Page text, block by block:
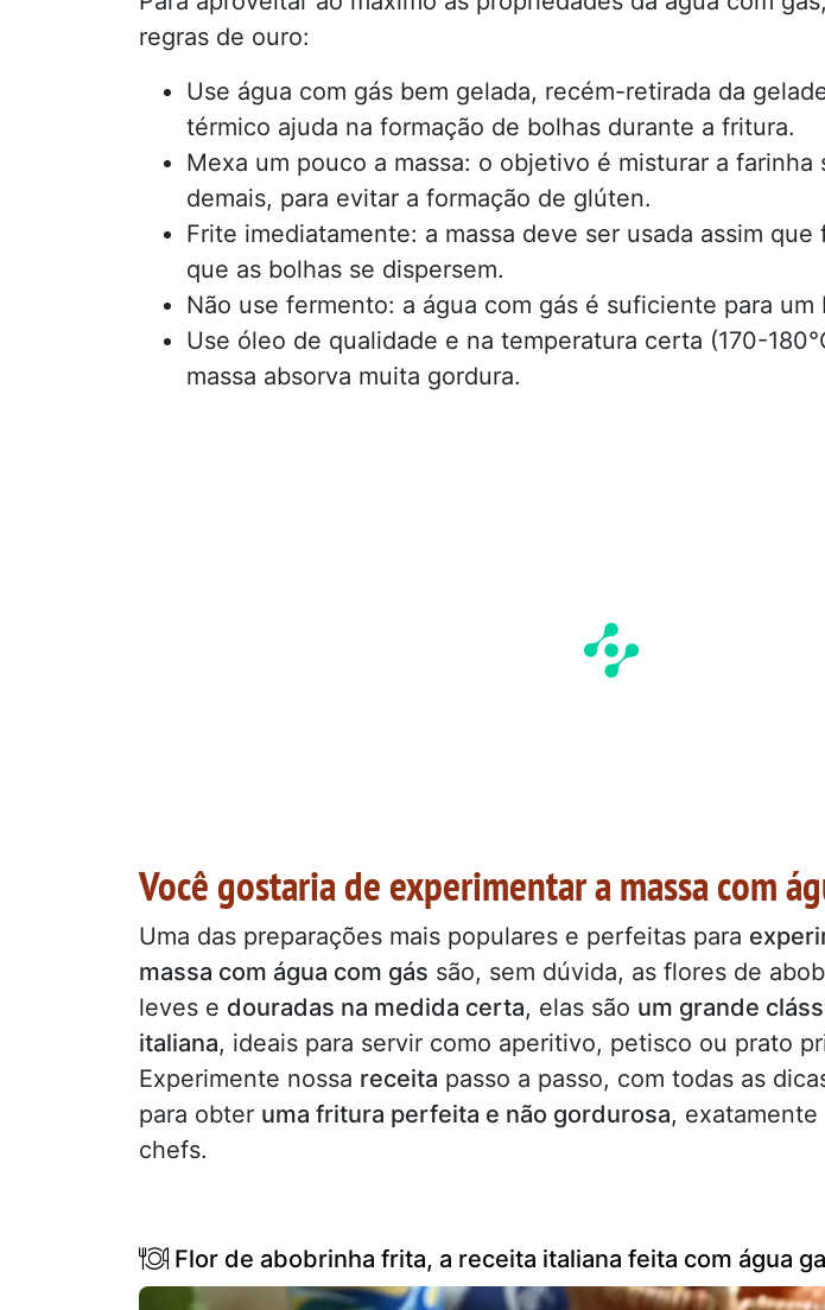
regras de ouro:
Use água com gás bem gelada, recém-retirada da
térmico ajuda na formação de bolhas durante a fritura.
Mexa um pouco a massa: o objetivo é misturar a farinha
demais, para evitar a formação de glúten.
Frite imediatamente: a massa deve ser usada assim
que as bolhas se dispersem.
Não use fermento: a água com gás é suficiente para um
Use óleo de qualidade e na temperatura certa (170-
massa absorva muita gordura.
Você gostaria de experimentar a massa com
Uma das preparações mais populares e perfeitas para
massa com água com gás são, sem dúvida, as flores de
leves e douradas na medida certa, elas são um grande
italiana, ideais para servir como aperitivo, petisco ou prato
Experimente nossa receita passo a passo, com todas as
para obter uma fritura perfeita e não gordurosa,
chefs.
Flor de abobrinha frita, a receita italiana feita com água